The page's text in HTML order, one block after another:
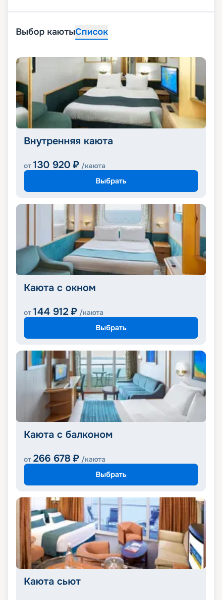
Выбор каютыСписок
Внутренняя каюта
от 130 920 ₽ /каюта
Выбрать
Каюта с окном
от 144 912 ₽ /каюта
Выбрать
Каюта с балконом
от 266 678 ₽ /каюта
Выбрать
Каюта сьют